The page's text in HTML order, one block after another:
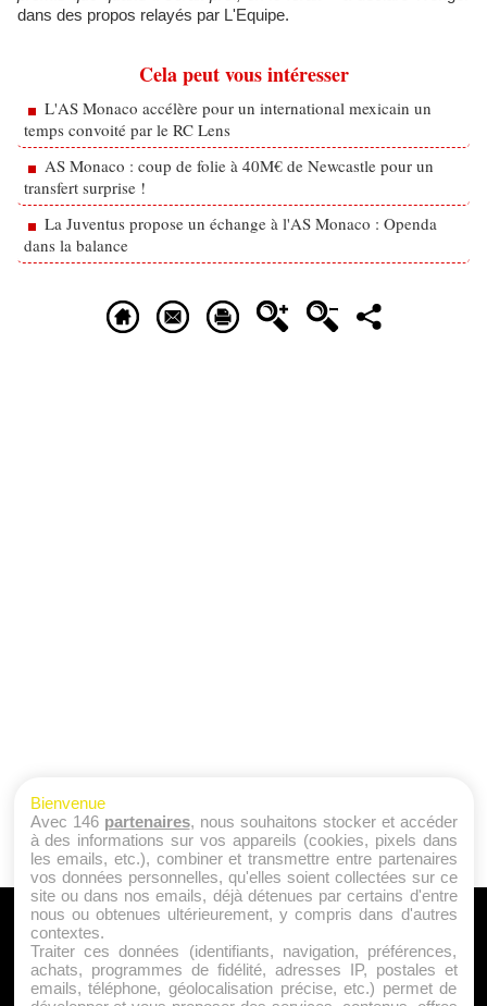
dans des propos relayés par L'Equipe.
Cela peut vous intéresser
L'AS Monaco accélère pour un international mexicain un
temps convoité par le RC Lens
AS Monaco : coup de folie à 40M€ de Newcastle pour un
transfert surprise !
La Juventus propose un échange à l'AS Monaco : Openda
dans la balance
A PROPOS
Qui sommes nous ?
Mentions Légales
Bienvenue
Avec 146 partenaires, nous souhaitons stocker et accéder
à des informations sur vos appareils (cookies, pixels dans
les emails, etc.), combiner et transmettre entre partenaires
vos données personnelles, qu'elles soient collectées sur ce
site ou dans nos emails, déjà détenues par certains d'entre
nous ou obtenues ultérieurement, y compris dans d'autres
contextes.
Traiter ces données (identifiants, navigation, préférences,
achats, programmes de fidélité, adresses IP, postales et
emails, téléphone, géolocalisation précise, etc.) permet de